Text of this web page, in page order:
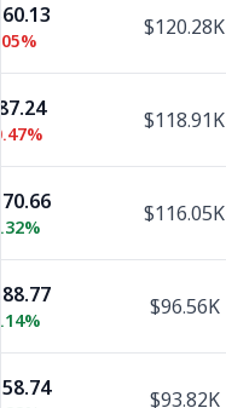
$120.28K
$118.91K
$116.05K
$96.56K
$93.82K